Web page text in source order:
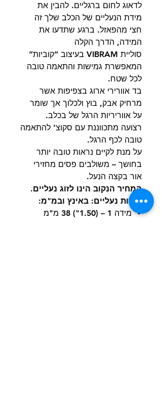
לדאוג לחום ברגליים. להבין את
מידת הנעליים של הכלב שלך זה
חצי מהפאזל. ברגע שתדעו את
המידה, הדרך הקלה
סוליית VIBRAM בעיצוב “קוביות”
המאפשרת גמישות והתאמה טובה
לכל שטח.
בד אוורירי ארוג בצפיפות אשר
מרחיק אבק, בוץ ולכלוך אך שומר
על אווריריות הרגל של בכלב.
רצועה מתכווננת עם סקוצ’ להתאמה
טובה לכף הרגל.
על מנת לקיים נראות טובה יותר
בחושך – משולבים פסים מחזירי
אור בקצה הנעל.
המחיר הנקוב הינו לזוג נעליים.
מידות נעליים: באינץ ובמ"מ:
מידה 1 – (1.50") 38 מ"מ